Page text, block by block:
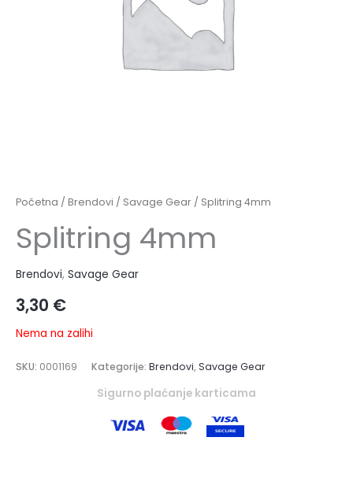
Početna / Brendovi / Savage Gear / Splitring 4mm
Splitring 4mm
Brendovi, Savage Gear
3,30 €
Nema na zalihi
SKU: 0001169 Kategorije: Brendovi,Savage Gear
Sigurno plaćanje karticama